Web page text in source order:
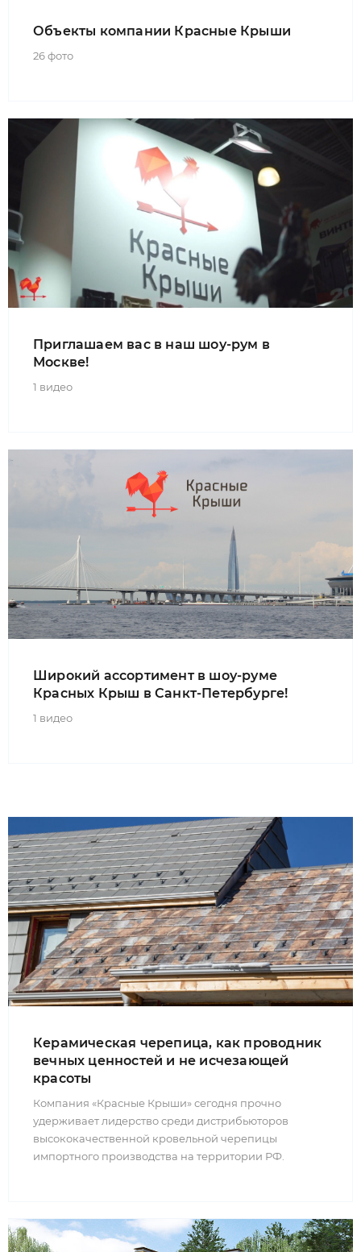
Объекты компании Красные Крыши
26 фото
Приглашаем вас в наш шоу-рум в
Москве!
1 видео
Широкий ассортимент в шоу-руме
Красных Крыш в Санкт-Петербурге!
1 видео
Керамическая черепица, как проводник
вечных ценностей и не исчезающей
красоты
Компания «Красные Крыши» сегодня прочно
удерживает лидерство среди дистрибьюторов
высококачественной кровельной черепицы
импортного производства на территории РФ.